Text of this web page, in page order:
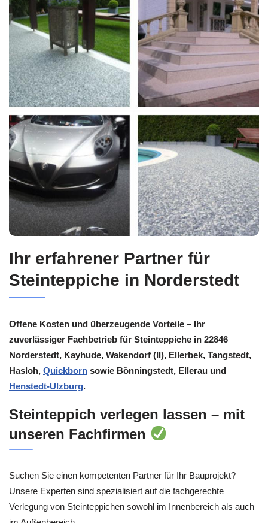
Ihr erfahrener Partner für
Steinteppiche in Norderstedt
Offene Kosten und überzeugende Vorteile – Ihr
zuverlässiger Fachbetrieb für Steinteppiche in 22846
Norderstedt, Kayhude, Wakendorf (II), Ellerbek, Tangstedt,
Hasloh, Quickborn sowie Bönningstedt, Ellerau und
Henstedt-Ulzburg.
Steinteppich verlegen lassen – mit
unseren Fachfirmen
Suchen Sie einen kompetenten Partner für Ihr Bauprojekt?
Unsere Experten sind spezialisiert auf die fachgerechte
Verlegung von Steinteppichen sowohl im Innenbereich als auch